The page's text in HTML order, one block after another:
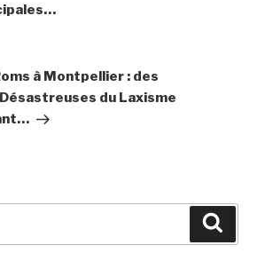
à Montpellier : des
du Laxisme